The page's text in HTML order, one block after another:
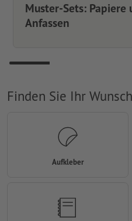
Muster-Sets:
Anfassen
Finden Sie Ihr
Aufkleber